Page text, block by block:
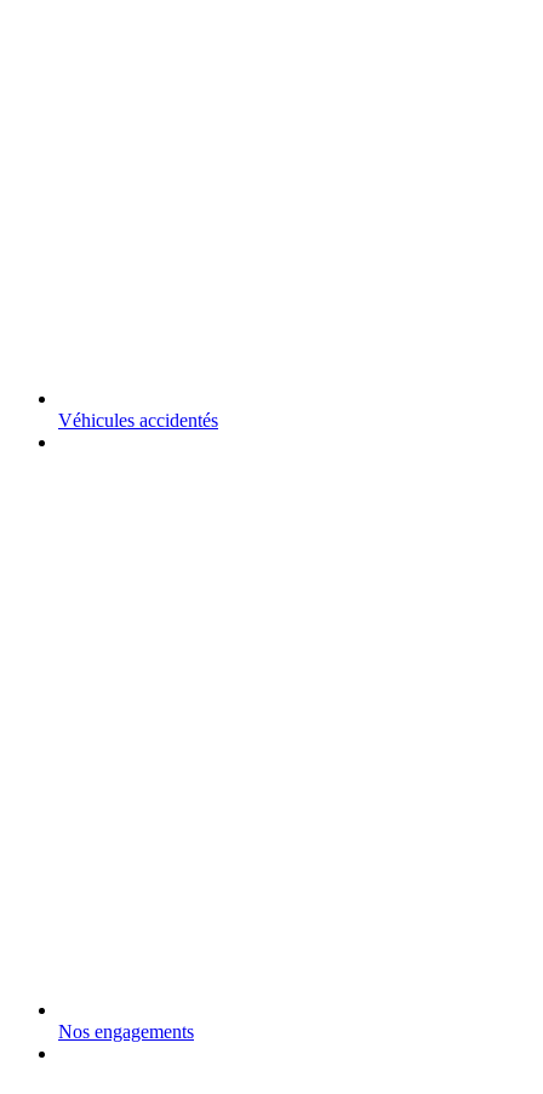
Véhicules accidentés
Nos engagements